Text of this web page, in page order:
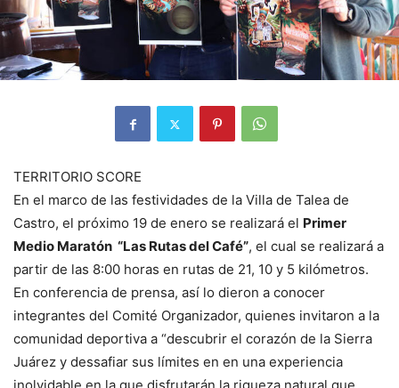
TERRITORIO SCORE
En el marco de las festividades de la Villa de Talea de
Castro, el próximo 19 de enero se realizará el Primer
Medio Maratón “Las Rutas del Café”, el cual se realizará a
partir de las 8:00 horas en rutas de 21, 10 y 5 kilómetros.
En conferencia de prensa, así lo dieron a conocer
integrantes del Comité Organizador, quienes invitaron a la
comunidad deportiva a “descubrir el corazón de la Sierra
Juárez y dessafiar sus límites en en una experiencia